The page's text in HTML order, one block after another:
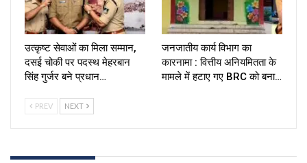
उत्कृष्ट सेवाओं का मिला सम्मान,
दसई चोकी पर पदस्थ मेहरबान
सिंह गुर्जर बने प्रधान…
जनजातीय कार्य विभाग का
कारनामा : वित्तीय अनियमितता के
मामले में हटाए गए BRC को बना…
PREV NEXT